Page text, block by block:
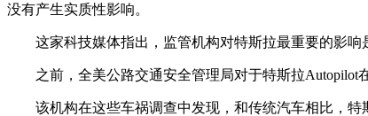
没有产生实质性影响。
这家科技媒体指出，监管机构对特斯拉最重要的影
之前，全美公路交通安全管理局对于特斯拉Autopilot
该机构在这些车祸调查中发现，和传统汽车相比，